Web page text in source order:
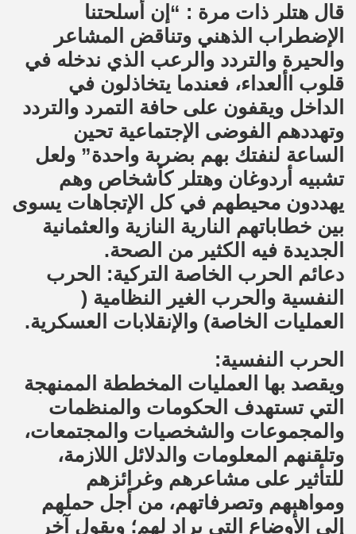
قال هتلر ذات مرة : “إن أسلحتنا
الإضطراب الذهني وتناقض المشاعر
والحيرة والتردد والرعب الذي ندخله في
قلوب األعداء، فعندما يتخاذلون في
الداخل ويقفون على حافة التمرد والتردد
وتهددهم الفوضى الإجتماعية تحين
الساعة لنفتك بهم بضربة واحدة” ولعل
تشبيه أردوغان وهتلر كأشخاص وهم
يهددون محيطهم في كل الإتجاهات يسوى
بين خطاباتهم النارية النازية والعثمانية
الجديدة فيه الكثير من الصحة.
دعائم الحرب الخاصة التركية: الحرب
النفسية والحرب الغير النظامية (
العمليات الخاصة) والإنقلابات العسكرية.
الحرب النفسية:
ويقصد بها العمليات المخططة الممنهجة
التي تستهدف الحكومات والمنظمات
والمجموعات والشخصيات والمجتمعات،
وتلقنهم المعلومات والدلائل اللازمة،
للتأثير على مشاعرهم وغرائزهم
ومواهبهم وتصرفاتهم، من أجل حملهم
إلى الأوضاع التي يراد لهم؛ وبقول آخر